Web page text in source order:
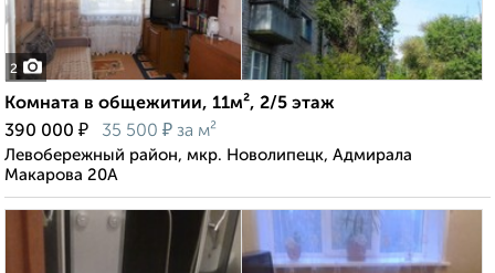
2
Комната в общежитии, 11м², 2/5 этаж
390 000 ₽ 35 500 ₽ за м²
Левобережный район, мкр. Новолипецк, Адмирала
Макарова 20А